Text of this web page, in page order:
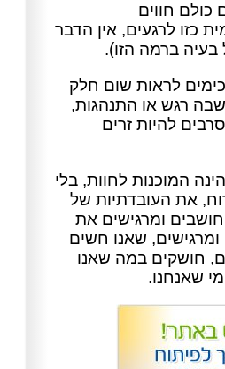
כולם חווים
כזו לרגעים, אין הדבר
ברמה הזו).
לראות שום חלק
רגש או התנהגות,
להיות זרים
המוכנות לחוות, בלי
את העובדתיות של
ומרגישים את
שאנו חשים
חושקים במה שאנו
שאנחנו.